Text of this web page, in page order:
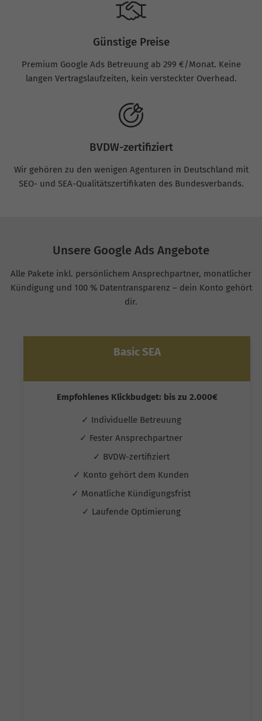
Günstige Preise
Premium Google Ads Betreuung ab 299 €/Monat. Keine
langen Vertragslaufzeiten, kein versteckter Overhead.
BVDW-zertifiziert
Wir gehören zu den wenigen Agenturen in Deutschland mit
SEO- und SEA-Qualitätszertifikaten des Bundesverbands.
Unsere Google Ads Angebote
Alle Pakete inkl. persönlichem Ansprechpartner, monatlicher
Kündigung und 100 % Datentransparenz – dein Konto gehört
dir.
Basic SEA
Empfohlenes Klickbudget: bis zu 2.000€
✓ Individuelle Betreuung
✓ Fester Ansprechpartner
✓ BVDW-zertifiziert
✓ Konto gehört dem Kunden
✓ Monatliche Kündigungsfrist
✓ Laufende Optimierung